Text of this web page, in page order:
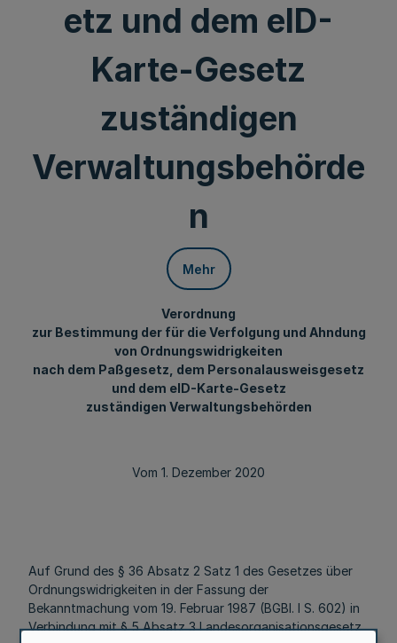
etz und dem eID-
Karte-Gesetz
zuständigen
Verwaltungsbehörde
n
Mehr
Verordnung
zur Bestimmung der für die Verfolgung und Ahndung
von Ordnungswidrigkeiten
nach dem Paßgesetz, dem Personalausweisgesetz
und dem eID-Karte-Gesetz
zuständigen Verwaltungsbehörden
Vom 1. Dezember 2020
Auf Grund des § 36 Absatz 2 Satz 1 des Gesetzes über
Ordnungswidrigkeiten in der Fassung der
Bekanntmachung vom 19. Februar 1987 (BGBl. I S. 602) in
Verbindung mit § 5 Absatz 3 Landesorganisationsgesetz